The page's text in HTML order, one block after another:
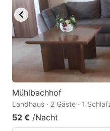
Mühlbachhof
Landhaus · 2 Gäste · 1
52 € /Nacht